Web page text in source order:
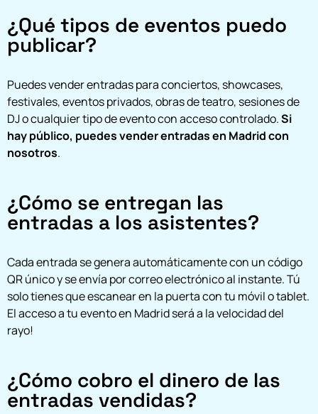
¿Qué tipos de eventos puedo
publicar?
Puedes vender entradas para conciertos, showcases,
festivales, eventos privados, obras de teatro, sesiones de
DJ o cualquier tipo de evento con acceso controlado.Si
hay público, puedes vender entradas en Madrid con
nosotros.
¿Cómo se entregan las
entradas a los asistentes?
Cada entrada se genera automáticamente con un código
QR único y se envía por correo electrónico al instante. Tú
solo tienes que escanear en la puerta con tu móvil o tablet.
El acceso a tu evento en Madrid será a la velocidad del
rayo!
¿Cómo cobro el dinero de las
entradas vendidas?